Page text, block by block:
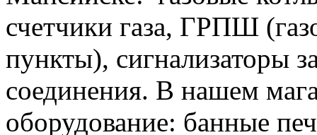
счетчики газа, ГРПШ
пункты), сигнализаторы
соединения. В нашем
оборудование: банные